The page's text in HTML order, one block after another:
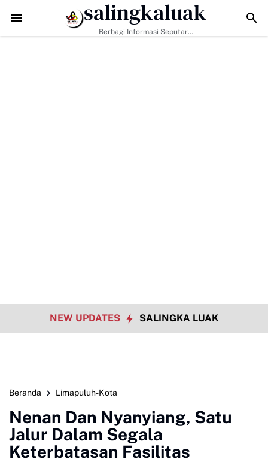
Sosial Jadi Kunci, Hj. Aida Dorong Nagari Aktif Pastikan Warga
salingkaluak
Berbagi Informasi Seputar
NEW UPDATES SALINGKA LUAK
Beranda Limapuluh-Kota
Nenan Dan Nyanyiang, Satu
Jalur Dalam Segala
Keterbatasan Fasilitas